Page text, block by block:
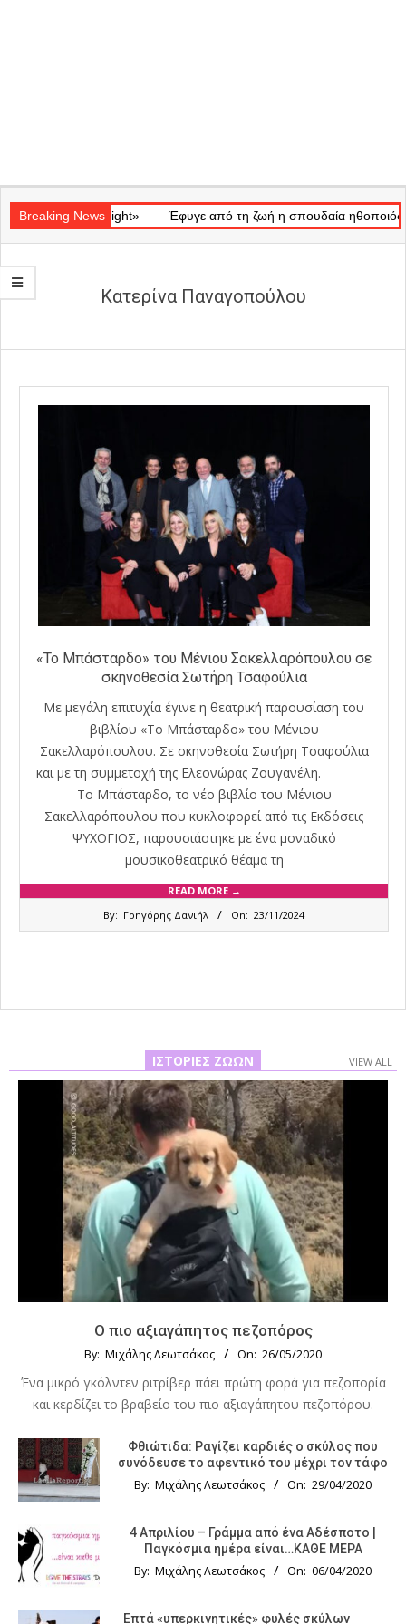
Navigation
Menu
Breaking News
«Ray of Light» Έφυγε από τη ζωή η σπουδαία ηθοποιός
Κατερίνα Παναγοπούλου
«Το Μπάσταρδο» του Μένιου Σακελλαρόπουλου σε
σκηνοθεσία Σωτήρη Τσαφούλια
Mε μεγάλη επιτυχία έγινε η θεατρική παρουσίαση του
βιβλίου «Το Μπάσταρδο» του Μένιου
Σακελλαρόπουλου. Σε σκηνοθεσία Σωτήρη Τσαφούλια
και με τη συμμετοχή της Ελεονώρας Ζουγανέλη.
Το Μπάσταρδο, το νέο βιβλίο του Μένιου
Σακελλαρόπουλου που κυκλοφορεί από τις Εκδόσεις
ΨΥΧΟΓΙΟΣ, παρουσιάστηκε με ένα μοναδικό
μουσικοθεατρικό θέαμα τη
READ MORE →
By: Γρηγόρης Δανιήλ On: 23/11/2024
ΙΣΤΟΡΊΕΣ ΖΏΩΝ VIEW ALL
Ο πιο αξιαγάπητος πεζοπόρος
By: Μιχάλης Λεωτσάκος On: 26/05/2020
Ένα μικρό γκόλντεν ριτρίβερ πάει πρώτη φορά για πεζοπορία
και κερδίζει το βραβείο του πιο αξιαγάπητου πεζοπόρου.
Φθιώτιδα: Ραγίζει καρδιές ο σκύλος που
συνόδευσε το αφεντικό του μέχρι τον τάφο
By: Μιχάλης Λεωτσάκος On: 29/04/2020
4 Απριλίου – Γράμμα από ένα Αδέσποτο |
Παγκόσμια ημέρα είναι…ΚΑΘΕ ΜΕΡΑ
By: Μιχάλης Λεωτσάκος On: 06/04/2020
Επτά «υπερκινητικές» φυλές σκύλων